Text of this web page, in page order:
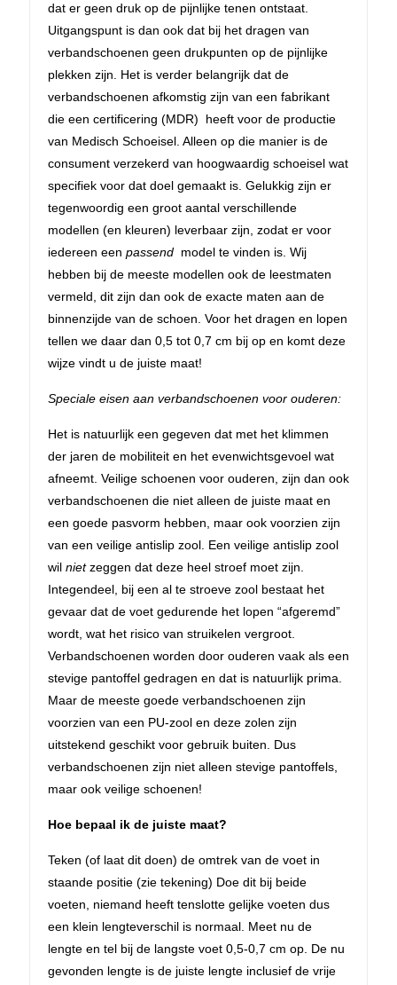
dat er geen druk op de pijnlijke tenen ontstaat.
Uitgangspunt is dan ook dat bij het dragen van
verbandschoenen geen drukpunten op de pijnlijke
plekken zijn. Het is verder belangrijk dat de
verbandschoenen afkomstig zijn van een fabrikant
die een certificering (MDR) heeft voor de productie
van Medisch Schoeisel. Alleen op die manier is de
consument verzekerd van hoogwaardig schoeisel wat
specifiek voor dat doel gemaakt is. Gelukkig zijn er
tegenwoordig een groot aantal verschillende
modellen (en kleuren) leverbaar zijn, zodat er voor
iedereen een passend model te vinden is. Wij
hebben bij de meeste modellen ook de leestmaten
vermeld, dit zijn dan ook de exacte maten aan de
binnenzijde van de schoen. Voor het dragen en lopen
tellen we daar dan 0,5 tot 0,7 cm bij op en komt deze
wijze vindt u de juiste maat!
Speciale eisen aan verbandschoenen voor ouderen:
Het is natuurlijk een gegeven dat met het klimmen
der jaren de mobiliteit en het evenwichtsgevoel wat
afneemt. Veilige schoenen voor ouderen, zijn dan ook
verbandschoenen die niet alleen de juiste maat en
een goede pasvorm hebben, maar ook voorzien zijn
van een veilige antislip zool. Een veilige antislip zool
wil nietzeggen dat deze heel stroef moet zijn.
Integendeel, bij een al te stroeve zool bestaat het
gevaar dat de voet gedurende het lopen “afgeremd”
wordt, wat het risico van struikelen vergroot.
Verbandschoenen worden door ouderen vaak als een
stevige pantoffel gedragen en dat is natuurlijk prima.
Maar de meeste goede verbandschoenen zijn
voorzien van een PU-zool en deze zolen zijn
uitstekend geschikt voor gebruik buiten. Dus
verbandschoenen zijn niet alleen stevige pantoffels,
maar ook veilige schoenen!
Hoe bepaal ik de juiste maat?
Teken (of laat dit doen) de omtrek van de voet in
staande positie (zie tekening) Doe dit bij beide
voeten, niemand heeft tenslotte gelijke voeten dus
een klein lengteverschil is normaal. Meet nu de
lengte en tel bij de langste voet 0,5-0,7 cm op. De nu
gevonden lengte is de juiste lengte inclusief de vrije